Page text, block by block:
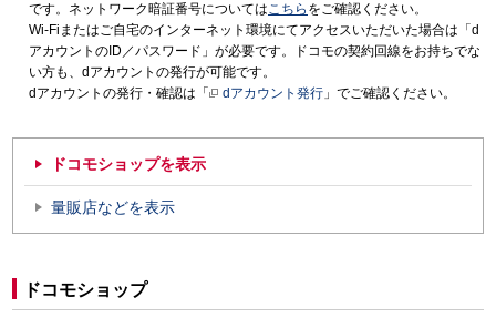
です。ネットワーク暗証番号についてはこちら をご確認ください。
Wi-Fiまたはご自宅のインターネット環境にてアクセスいただいた場合は「d
アカウントのID／パスワード」が必要です。ドコモの契約回線をお持ちでな
い方も、dアカウントの発行が可能です。
dアカウントの発行・確認は「
dアカウント発行 」でご確認ください。
ドコモショップを表示
量販店などを表示
ドコモショップ